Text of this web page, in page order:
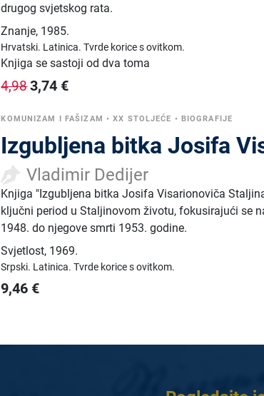
drugog svjetskog rata.
Znanje, 1985.
Hrvatski. Latinica.Tvrde korice s ovitkom.
Knjiga se sastoji od dva toma
4,983,74 €
KOMUNIZAM I FAŠIZAM •XX STOLJEĆE • BIOGRAFIJE
Izgubljena bitka Josifa
Vladimir Dedijer
Knjiga "Izgubljena bitka Josifa Visarionoviča
ključni period u Staljinovom životu, fokusirajući se
1948. do njegove smrti 1953. godine.
Svjetlost, 1969.
Srpski. Latinica.Tvrde korice s ovitkom.
9,46 €